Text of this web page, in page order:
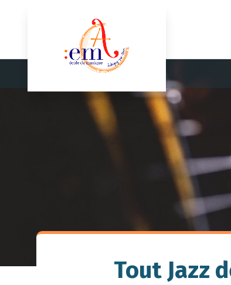
Tout Jazz